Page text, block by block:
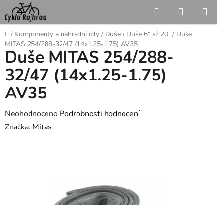
Přejít
na
obsah
Hledat
KOŠÍK
Domů
/ Komponenty a náhradní díly / Duše / Duše 6" až 20" / Duše
MITAS 254/288-32/47 (14x1.25-1.75) AV35
Duše MITAS 254/288-
32/47 (14x1.25-1.75)
AV35
Průměrné
hodnocení
Neohodnoceno Podrobnosti hodnocení
Značka: Mitas